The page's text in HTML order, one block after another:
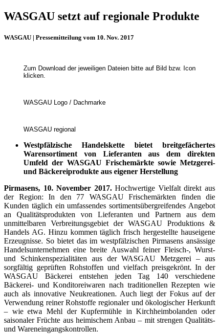
WASGAU setzt auf regionale Produkte
WASGAU | Pressemitteilung vom 10. Nov. 2017
Zum Download der jeweiligen Dateien bitte auf Bild bzw. Icon
klicken.
WASGAU Logo / Dachmarke
WASGAU regional
Westpfälzische Handelskette bietet breitgefächertes
Warensortiment von Lieferanten aus dem direkten
Umfeld der WASGAU Frischemärkte sowie Metzgerei-
und Bäckereiprodukte aus eigener Herstellung
Pirmasens, 10. November 2017.Hochwertige Vielfalt direkt aus
der Region: In den 77 WASGAU Frischemärkten finden die
Kunden täglich ein umfassendes sortimentsübergreifendes Angebot
an Qualitätsprodukten von Lieferanten und Partnern aus dem
unmittelbaren Verbreitungsgebiet der WASGAU Produktions &
Handels AG. Hinzu kommen täglich frisch hergestellte hauseigene
Erzeugnisse. So bietet das im westpfälzischen Pirmasens ansässige
Handelsunternehmen eine breite Auswahl feiner Fleisch-, Wurst-
und Schinkenspezialitäten aus der WASGAU Metzgerei – aus
sorgfältig geprüften Rohstoffen und vielfach preisgekrönt. In der
WASGAU Bäckerei entstehen jeden Tag 140 verschiedene
Bäckerei- und Konditoreiwaren nach traditionellen Rezepten wie
auch als innovative Neukreationen. Auch liegt der Fokus auf der
Verwendung reiner Rohstoffe regionaler und ökologischer Herkunft
– wie etwa Mehl der Kupfermühle in Kirchheimbolanden oder
saisonaler Früchte aus heimischem Anbau – mit strengen Qualitäts-
und Wareneingangskontrollen.